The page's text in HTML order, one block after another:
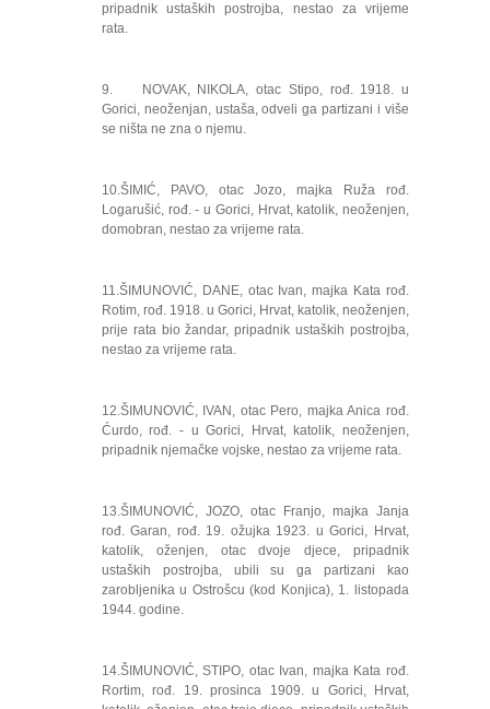
pripadnik ustaških postrojba, nestao za vrijeme
rata.
9. NOVAK, NIKOLA, otac Stipo, rođ. 1918. u
Gorici, neoženjan, ustaša, odveli ga partizani i više
se ništa ne zna o njemu.
10.ŠIMIĆ, PAVO, otac Jozo, majka Ruža rođ.
Logarušić, rođ. - u Gorici, Hrvat, katolik, neoženjen,
domobran, nestao za vrijeme rata.
11.ŠIMUNOVIĆ, DANE, otac Ivan, majka Kata rođ.
Rotim, rođ. 1918. u Gorici, Hrvat, katolik, neoženjen,
prije rata bio žandar, pripadnik ustaških postrojba,
nestao za vrijeme rata.
12.ŠIMUNOVIĆ, IVAN, otac Pero, majka Anica rođ.
Ćurdo, rođ. - u Gorici, Hrvat, katolik, neoženjen,
pripadnik njemačke vojske, nestao za vrijeme rata.
13.ŠIMUNOVIĆ, JOZO, otac Franjo, majka Janja
rođ. Garan, rođ. 19. ožujka 1923. u Gorici, Hrvat,
katolik, oženjen, otac dvoje djece, pripadnik
ustaških postrojba, ubili su ga partizani kao
zarobljenika u Ostrošcu (kod Konjica), 1. listopada
1944. godine.
14.ŠIMUNOVIĆ, STIPO, otac Ivan, majka Kata rođ.
Rortim, rođ. 19. prosinca 1909. u Gorici, Hrvat,